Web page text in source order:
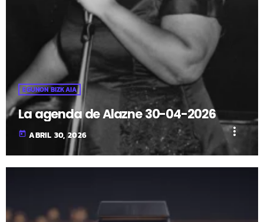
EGUNON BIZKAIA
La agenda de Alazne 30-04-2026
today ABRIL 30, 2026 more_vert